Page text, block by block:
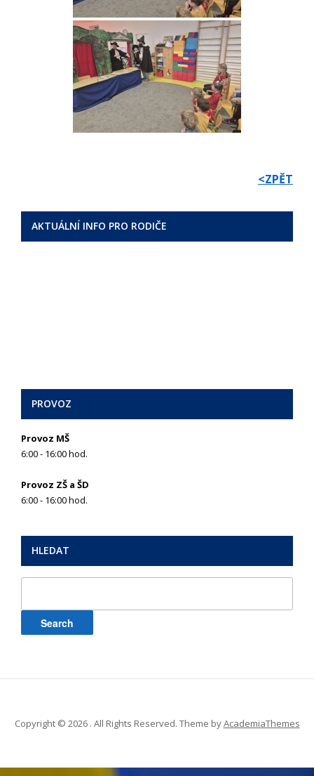
AKTUÁLNÍ INFO PRO RODIČE
PROVOZ
Provoz MŠ
6:00 - 16:00 hod.
Provoz ZŠ a ŠD
6:00 - 16:00 hod.
HLEDAT
<ZPĚT
Copyright © 2026 . All Rights Reserved. Theme byAcademiaThemes